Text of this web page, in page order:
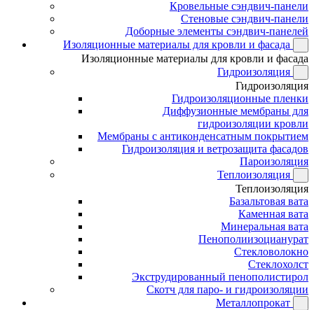
Кровельные сэндвич-панели
Стеновые сэндвич-панели
Доборные элементы сэндвич-панелей
Изоляционные материалы для кровли и фасада
Изоляционные материалы для кровли и фасада
Гидроизоляция
Гидроизоляция
Гидроизоляционные пленки
Диффузионные мембраны для
гидроизоляции кровли
Мембраны с антиконденсатным покрытием
Гидроизоляция и ветрозащита фасадов
Пароизоляция
Теплоизоляция
Теплоизоляция
Базальтовая вата
Каменная вата
Минеральная вата
Пенополиизоцианурат
Стекловолокно
Стеклохолст
Экструдированный пенополистирол
Скотч для паро- и гидроизоляции
Металлопрокат